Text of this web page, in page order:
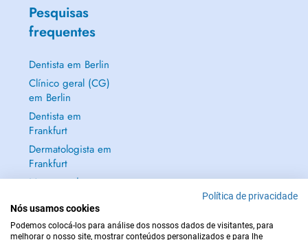
Pesquisas
frequentes
Dentista em Berlin
Clínico geral (CG)
em Berlin
Dentista em
Frankfurt
Dermatologista em
Frankfurt
Mostrar tudo →
Política de privacidade
Nós usamos cookies
Podemos colocá-los para análise dos nossos dados de visitantes, para
melhorar o nosso site, mostrar conteúdos personalizados e para lhe